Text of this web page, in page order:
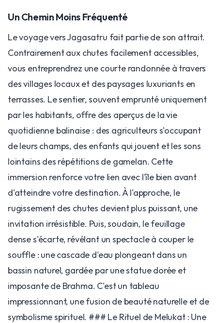
Un Chemin Moins Fréquenté
Le voyage vers Jagasatru fait partie de son attrait.
Contrairement aux chutes facilement accessibles,
vous entreprendrez une courte randonnée à travers
des villages locaux et des paysages luxuriants en
terrasses. Le sentier, souvent emprunté uniquement
par les habitants, offre des aperçus de la vie
quotidienne balinaise : des agriculteurs s'occupant
de leurs champs, des enfants qui jouent et les sons
lointains des répétitions de gamelan. Cette
immersion renforce votre lien avec l'île bien avant
d'atteindre votre destination. À l'approche, le
rugissement des chutes devient plus puissant, une
invitation irrésistible. Puis, soudain, le feuillage
dense s'écarte, révélant un spectacle à couper le
souffle : une cascade d'eau plongeant dans un
bassin naturel, gardée par une statue dorée et
imposante de Brahma. C'est un tableau
impressionnant, une fusion de beauté naturelle et de
symbolisme spirituel. ### Le Rituel de Melukat : Une